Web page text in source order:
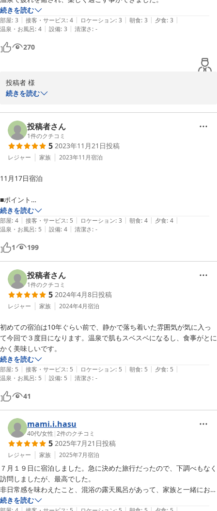
またのご来館を心よりお待ちしております。
大丸温泉旅館
2025-09-11
続きを読む
部屋: 3 | 接客・サービス: 4 | ロケーション: 3 | 朝食: 3 | 夕食: 3 |
温泉・お風呂: 4 | 設備: 3 | 清潔さ: -
270
投稿者 様
当館の温泉をお楽しみいただけたようで、大変嬉しく思います。
心身のリフレッシュのお役に立てていれば幸いでございます。
充実のサービスで癒しのひとときをご堪能いただけますよう、おも
今後とも大丸温泉旅館をよろしくお願い申し上げます。
大丸温泉旅館
2025-08-21
続きを読む
投稿者さん
1件のクチコミ
5 2023年11月21日投稿
レジャー 家族 2023年11月宿泊
11月17日宿泊
■ポイント
白戸川に流れ込む湯をそのまま温泉に用いており露天風呂（川の湯）は
大変風情がある
露天風呂は川の流れに沿って4か所（内混浴3か所）あり全体ではかな
りの広さ
温泉は24時間入り放題で何時でもどれくらい長く入っても問題無し
外気温低めのこの時期が露天風呂はより楽しめる
客室から眺める那須塩原の街並みは薄っすら雲に覆われて幻想的な雰囲
料理は和食で栃木県産の米・野菜・肉等地産品を主に使用
特別室に宿泊するとフルーツ盛りがサービスで付く
那須塩原駅から向かうバスの割引(1人500円)が受けられるが、最終が14
時40分発で早めのため自家用車もしくはレンタカーで向かうことを推
奨
山の麓はまだ紅葉していたものの旅館周辺は散った木々が多く紅葉を楽
しむなら10月末辺り
■旅館
那須岳（茶臼岳）の中腹に立地　標高1300m程
向かう山中で野生の鹿2頭が道路を封鎖しているのに遭遇
■部屋
別館4階特別室に宿泊
ベッドルーム、和室2部屋、足湯、洗面所、風呂、トイレの間取り
アメニティは歯ブラシ、綿棒、櫛など普通
■風呂
続きを読む
部屋: 4 | 接客・サービス: 5 | ロケーション: 3 | 朝食: 4 | 夕食: 4 |
温泉・お風呂: 5 | 設備: 4 | 清潔さ: -
1 199
投稿者さん
1件のクチコミ
5 2024年4月8日投稿
レジャー 家族 2024年4月宿泊
初めての宿泊は10年ぐらい前で、静かで落ち着いた雰囲気が気に入っ
て今回で３度目になります。温泉で肌もスベスベになるし、食事がとに
かく美味しいです。
続きを読む
部屋: 5 | 接客・サービス: 5 | ロケーション: 5 | 朝食: 5 | 夕食: 5 |
温泉・お風呂: 5 | 設備: 5 | 清潔さ: -
41
mami.i.hasu
40代/女性 |2件のクチコミ
5 2025年7月21日投稿
レジャー 家族 2025年7月宿泊
７月１９日に宿泊しました。急に決めた旅行だったので、下調べもなく
訪問しましたが、最高でした。
非日常感を味わえたこと、混浴の露天風呂があって、家族と一緒にお風
呂を満喫できたこと、夕食や朝食の提供内容の素晴らしさ、適度なおも
続きを読む